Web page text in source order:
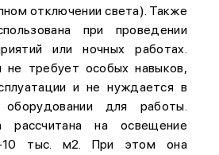
отключении света). Также
при проведении
или ночных работах.
не требует особых навыков,
и не нуждается в
для работы.
рассчитана на освещение
тыс. м2. При этом она